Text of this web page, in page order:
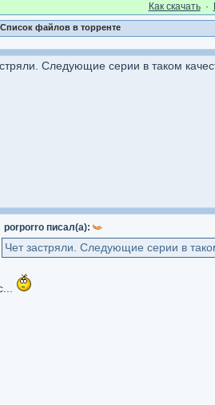
Как cкачать·
Список файлов в торренте
Следующие серии в таком
porporro писал(а):
Чет застряли. Следующие серии в